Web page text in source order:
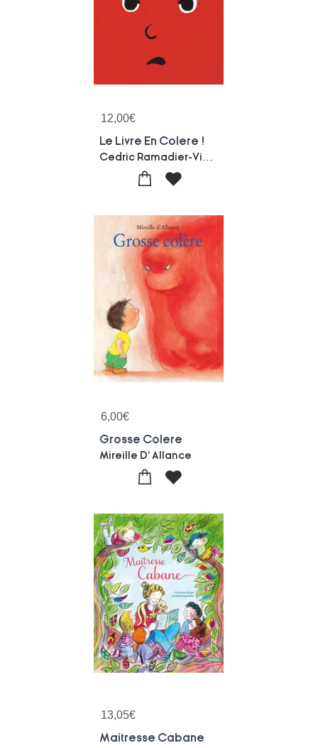
12,00€
Le Livre En Colere !
6,00€
Grosse Colere
Mireille D' Allance
13,05€
Maitresse Cabane